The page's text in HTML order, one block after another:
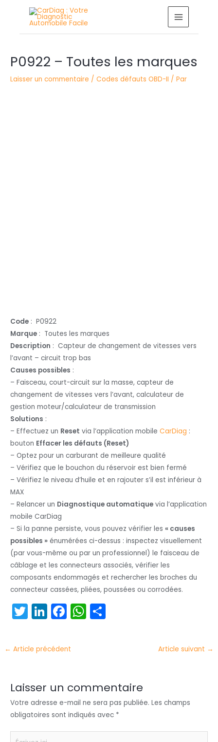
MAIN
MENU
P0922 – Toutes les marques
Laisser un commentaire /Codes défauts OBD-II / Par
Code : P0922
Marque : Toutes les marques
Description : Capteur de changement de vitesses vers
l’avant – circuit trop bas
Causes possibles :
– Faisceau, court-circuit sur la masse, capteur de
changement de vitesses vers l’avant, calculateur de
gestion moteur/calculateur de transmission
Solutions :
– Effectuez un Reset via l’application mobileCarDiag :
bouton Effacer les défauts (Reset)
– Optez pour un carburant de meilleure qualité
– Vérifiez que le bouchon du réservoir est bien fermé
– Vérifiez le niveau d’huile et en rajouter s’il est inférieur à
MAX
– Relancer un Diagnostique automatique via l’application
mobile CarDiag
– Si la panne persiste, vous pouvez vérifier les« causes
possibles » énumérées ci-dessus : inspectez visuellement
(par vous-même ou par un professionnel) le faisceau de
câblage et les connecteurs associés, vérifier les
composants endommagés et rechercher les broches du
connecteur cassées, pliées, poussées ou corrodées.
T
itt
er
Li
k
e
n
F
c
e
o
o
k
W
p
p
er
des
articles
← Article précédent Article suivant →
Laisser un commentaire
Votre adresse e-mail ne sera pas publiée. Les champs
obligatoires sont indiqués avec *
Écrivez